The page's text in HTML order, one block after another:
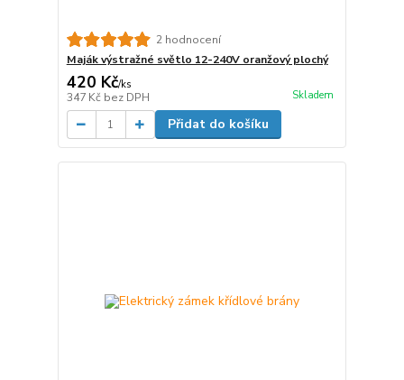
2 hodnocení
Maják výstražné světlo 12-240V oranžový plochý
420 Kč/ks
347 Kč bez DPH Skladem
Přidat do košíku